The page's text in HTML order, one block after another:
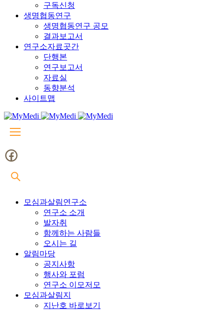
구독신청
생명협동연구
생명협동연구 공모
결과보고서
연구소자료곳간
단행본
연구보고서
자료실
동향분석
사이트맵
모심과살림연구소
연구소 소개
발자취
함께하는 사람들
오시는 길
알림마당
공지사항
행사와 포럼
연구소 이모저모
모심과살림지
지난호 바로보기